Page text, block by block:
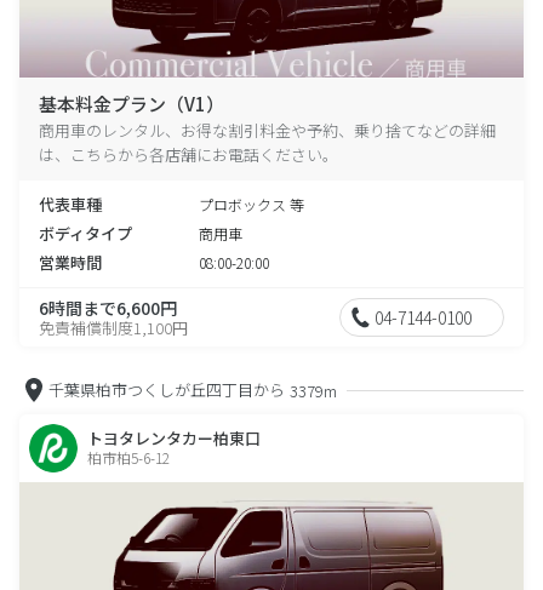
基本料金プラン（V1）
商用車のレンタル、お得な割引料金や予約、乗り捨てなどの詳細
は、こちらから各店舗にお電話ください。
代表車種 プロボックス 等
ボディタイプ 商用車
営業時間 08:00-20:00
6時間まで6,600円
免責補償制度1,100円 04-7144-0100
千葉県柏市つくしが丘四丁目から 3379m
トヨタレンタカー柏東口
柏市柏5-6-12